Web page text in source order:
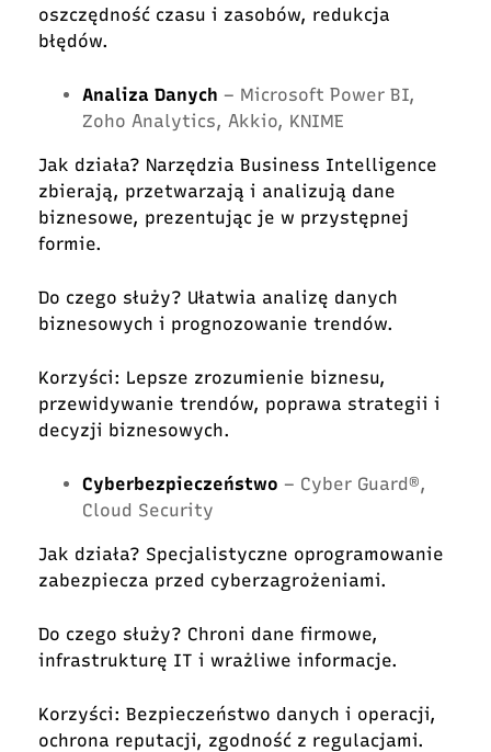
oszczędność czasu i zasobów, redukcja
błędów.
Analiza Danych – Microsoft Power BI,
Zoho Analytics, Akkio, KNIME
Jak działa? Narzędzia Business Intelligence
zbierają, przetwarzają i analizują dane
biznesowe, prezentując je w przystępnej
formie.
Do czego służy? Ułatwia analizę danych
biznesowych i prognozowanie trendów.
Korzyści: Lepsze zrozumienie biznesu,
przewidywanie trendów, poprawa strategii i
decyzji biznesowych.
Cyberbezpieczeństwo – Cyber Guard®,
Cloud Security
Jak działa? Specjalistyczne oprogramowanie
zabezpiecza przed cyberzagrożeniami.
Do czego służy? Chroni dane firmowe,
infrastrukturę IT i wrażliwe informacje.
Korzyści: Bezpieczeństwo danych i operacji,
ochrona reputacji, zgodność z regulacjami.